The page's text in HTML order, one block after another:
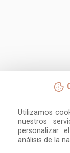
Utilizamos
nuestros
personalizar
análisis de la